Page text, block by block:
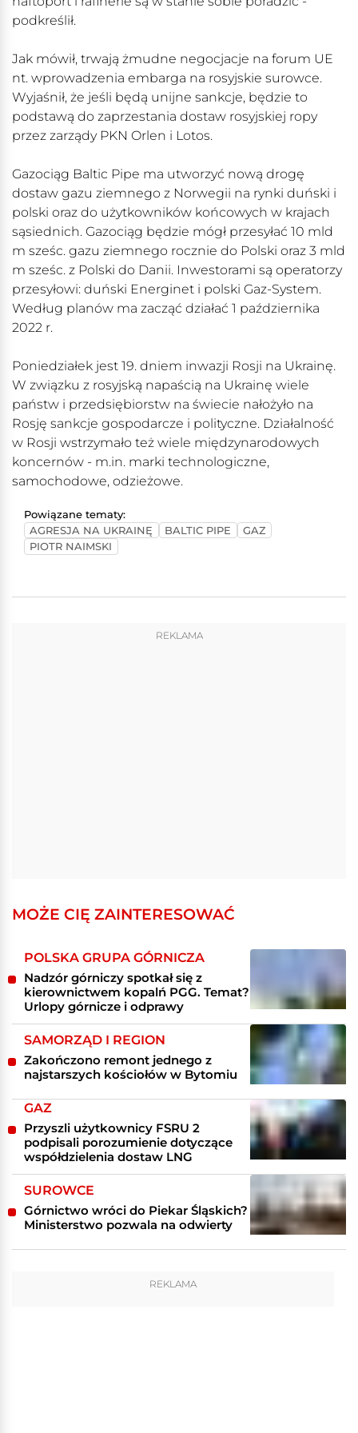
podkreślił.
Jak mówił, trwają żmudne negocjacje na forum UE
nt. wprowadzenia embarga na rosyjskie surowce.
Wyjaśnił, że jeśli będą unijne sankcje, będzie to
podstawą do zaprzestania dostaw rosyjskiej ropy
przez zarządy PKN Orlen i Lotos.
Gazociąg Baltic Pipe ma utworzyć nową drogę
dostaw gazu ziemnego z Norwegii na rynki duński i
polski oraz do użytkowników końcowych w krajach
sąsiednich. Gazociąg będzie mógł przesyłać 10 mld
m sześc. gazu ziemnego rocznie do Polski oraz 3 mld
m sześc. z Polski do Danii. Inwestorami są operatorzy
przesyłowi: duński Energinet i polski Gaz-System.
Według planów ma zacząć działać 1 października
2022 r.
Poniedziałek jest 19. dniem inwazji Rosji na Ukrainę.
W związku z rosyjską napaścią na Ukrainę wiele
państw i przedsiębiorstw na świecie nałożyło na
Rosję sankcje gospodarcze i polityczne. Działalność
w Rosji wstrzymało też wiele międzynarodowych
koncernów - m.in. marki technologiczne,
samochodowe, odzieżowe.
Powiązane tematy:
AGRESJA NA UKRAINĘ
BALTIC PIPE
GAZ
PIOTR NAIMSKI
REKLAMA
MOŻE CIĘ ZAINTERESOWAĆ
POLSKA GRUPA GÓRNICZA
Nadzór górniczy spotkał się z
kierownictwem kopalń PGG. Temat?
Urlopy górnicze i odprawy
SAMORZĄD I REGION
Zakończono remont jednego z
najstarszych kościołów w Bytomiu
GAZ
Przyszli użytkownicy FSRU 2
podpisali porozumienie dotyczące
współdzielenia dostaw LNG
SUROWCE
Górnictwo wróci do Piekar Śląskich?
Ministerstwo pozwala na odwierty
REKLAMA